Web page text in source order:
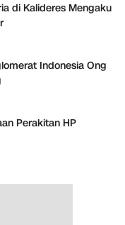
di Kalideres Mengaku
Indonesia Ong
Perakitan HP